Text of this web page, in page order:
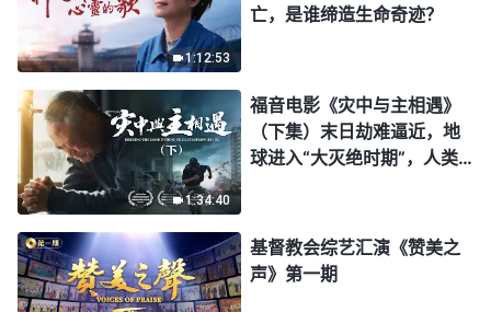
1:12:53
亡，是谁缔造生命奇迹？
1:34:40
福音电影《灾中与主相遇》
（下集）末日劫难逼近，地
球进入“大灭绝时期”，人类
基督教会综艺汇演《赞美之
声》第一期